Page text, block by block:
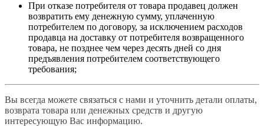
При отказе потребителя от товара продавец должен
возвратить ему денежную сумму, уплаченную
потребителем по договору, за исключением расходов
продавца на доставку от потребителя возвращенного
товара, не позднее чем через десять дней со дня
предъявления потребителем соответствующего
требования;
Вы всегда можете связаться с нами и уточнить детали оплаты,
возврата товара или денежных средств и другую
интересующую Вас информацию.